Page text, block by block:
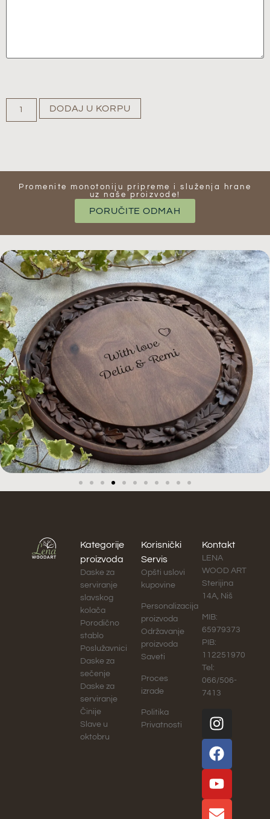
DODAJ U KORPU
Promenite monotoniju pripreme i služenja hrane
uz naše proizvode​!
PORUČITE ODMAH
Kategorije
proizvoda
Daske za
serviranje
slavskog
kolača
Porodično
stablo
Poslužavnici
Daske za
sečenje
Daske za
serviranje
Činije
Slave u
oktobru
Korisnički
Servis
Opšti uslovi
kupovine
Personalizacija
proizvoda
Održavanje
proizvoda
Saveti
Proces
izrade
Politika
Privatnosti
Kontakt
LENA
WOOD ART
Sterijina
14A, Niš
MIB:
65979373
PIB:
112251970
Tel:
066/506-
7413